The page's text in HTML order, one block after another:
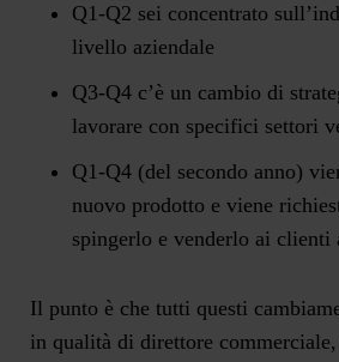
Q1-Q2 sei concentrato
livello aziendale
Q3-Q4 c’è un cambio di
lavorare con specifici settori
Q1-Q4 (del secondo anno)
nuovo prodotto e viene
spingerlo e venderlo ai clienti
Il punto è che tutti questi
in qualità di direttore commerciale,